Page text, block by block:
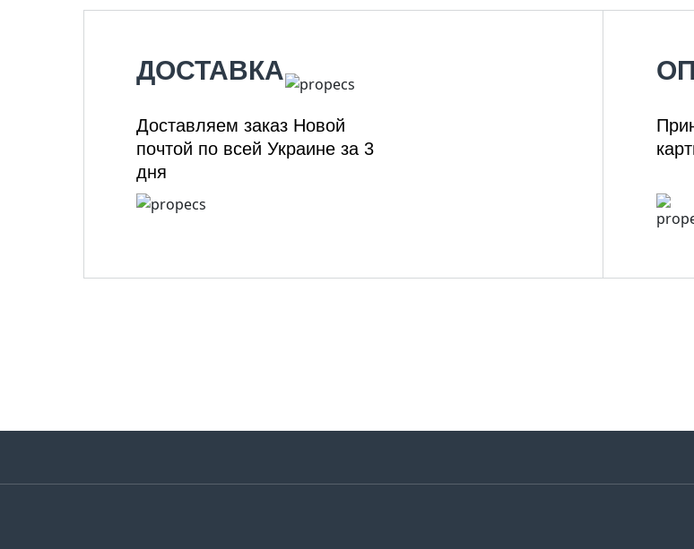
ДОСТАВКА
Доставляем заказ Новой
почтой по всей Украине за 3
дня